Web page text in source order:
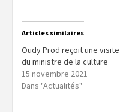
Articles similaires
Oudy Prod reçoit une visite
du ministre de la culture
15 novembre 2021
Dans "Actualités"